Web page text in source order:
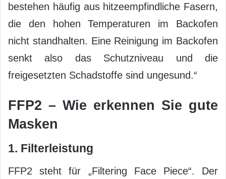
bestehen häufig aus hitzeempfindliche Fasern,
die den hohen Temperaturen im Backofen
nicht standhalten. Eine Reinigung im Backofen
senkt also das Schutzniveau und die
freigesetzten Schadstoffe sind ungesund.“
FFP2 – Wie erkennen Sie gute
Masken
1. Filterleistung
FFP2 steht für „Filtering Face Piece“. Der